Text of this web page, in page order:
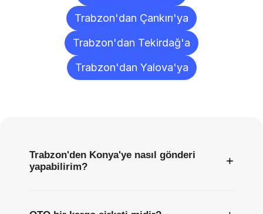
Trabzon'dan Çankırı'ya
Trabzon'dan Tekirdağ'a
Trabzon'dan Yalova'ya
Trabzon'den Konya'ye nasıl gönderi
yapabilirim?
+